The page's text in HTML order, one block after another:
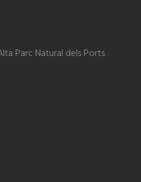
Parc Natural dels Ports